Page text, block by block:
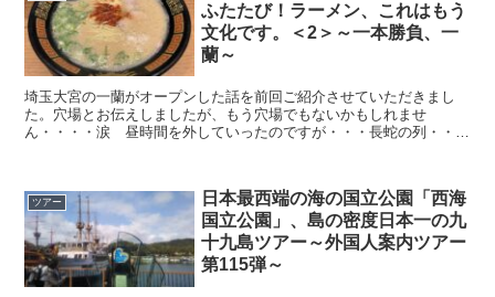
ふたたび！ラーメン、これはもう
文化です。＜2＞～一本勝負、一
蘭～
埼玉大宮の一蘭がオープンした話を前回ご紹介させていただきまし
た。穴場とお伝えしましたが、もう穴場でもないかもしれませ
ん・・・・涙 昼時間を外していったのですが・・・長蛇の列・・・
ツアー
日本最西端の海の国立公園「西海
国立公園」、島の密度日本一の九
十九島ツアー～外国人案内ツアー
第115弾～